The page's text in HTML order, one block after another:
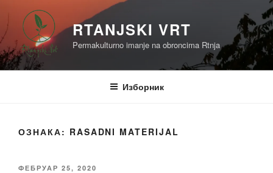
садржај
RTANJSKI VRT
Permakulturno imanje na obroncima Rtnja
Изборник
ОЗНАКА: RASADNI MATERIJAL
ОБЈАВЉЕНО
ФЕБРУАР 25, 2020